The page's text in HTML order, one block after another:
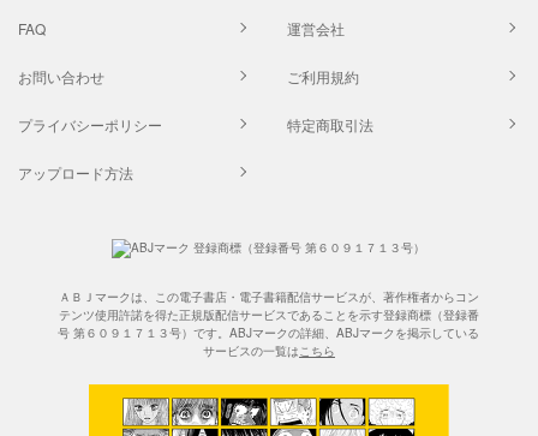
FAQ 運営会社
お問い合わせ ご利用規約
プライバシーポリシー 特定商取引法
アップロード方法
ＡＢＪマークは、この電子書店・電子書籍配信サービスが、著作権者からコン
テンツ使用許諾を得た正規版配信サービスであることを示す登録商標（登録番
号 第６０９１７１３号）です。ABJマークの詳細、ABJマークを掲示している
サービスの一覧はこちら